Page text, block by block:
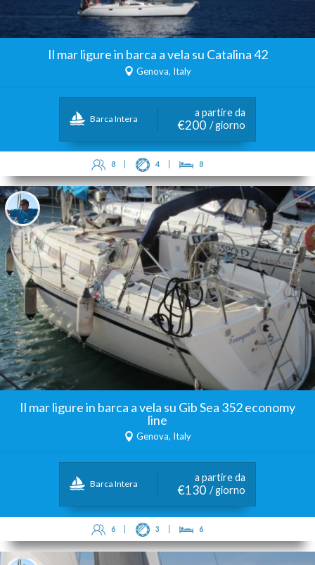
Il mar ligure in barca a vela su Catalina 42
Genova, Italy
Barca Intera
a partire da
€200 / giorno
8 4 8
Il mar ligure in barca a vela su Gib Sea 352 economy
line
Genova, Italy
Barca Intera
a partire da
€130 / giorno
6 3 6